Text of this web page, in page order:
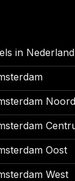
in Nederland
Noord
Oost
West